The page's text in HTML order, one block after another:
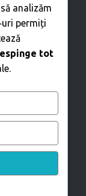
analizăm
permiți
tot